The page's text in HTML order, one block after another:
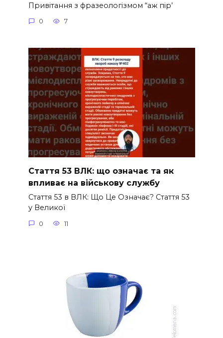
Привітання з фразеологізмом “аж пір’
0 7
Стаття 53 ВЛК: що означає та як
впливає на військову службу
Стаття 53 в ВЛК: Що Це Означає? Стаття 53
у Великої
0 11